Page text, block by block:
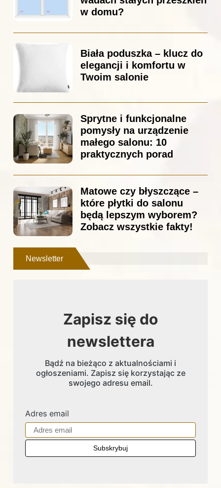
w domu?
Biała poduszka – klucz do
elegancji i komfortu w
Twoim salonie
Sprytne i funkcjonalne
pomysły na urządzenie
małego salonu: 10
praktycznych porad
Matowe czy błyszczące –
które płytki do salonu
będą lepszym wyborem?
Zobacz wszystkie fakty!
Newsletter
Zapisz się do
newslettera
Bądź na bieżąco z aktualnościami i
ogłoszeniami. Zapisz się korzystając ze
swojego adresu email.
Adres email